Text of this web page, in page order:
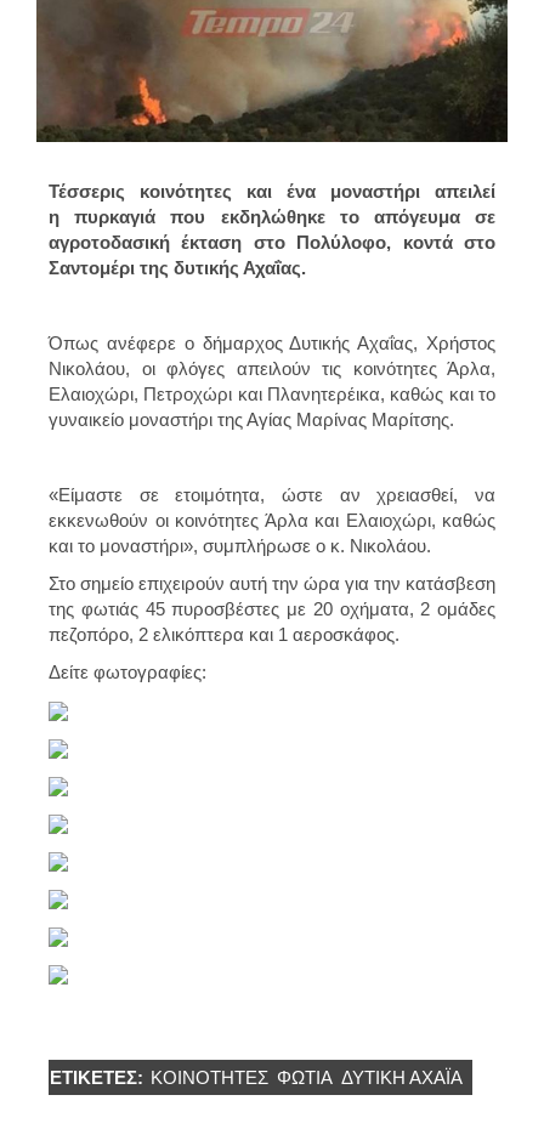
Τέσσερις κοινότητες και ένα μοναστήρι απειλεί
η πυρκαγιά που εκδηλώθηκε το απόγευμα σε
αγροτοδασική έκταση στο Πολύλοφο, κοντά στο
Σαντομέρι της δυτικής Αχαΐας.
Όπως ανέφερε ο δήμαρχος Δυτικής Αχαΐας, Χρήστος
Νικολάου, οι φλόγες απειλούν τις κοινότητες Άρλα,
Ελαιοχώρι, Πετροχώρι και Πλανητερέικα, καθώς και το
γυναικείο μοναστήρι της Αγίας Μαρίνας Μαρίτσης.
«Eίμαστε σε ετοιμότητα, ώστε αν χρειασθεί, να
εκκενωθούν οι κοινότητες Άρλα και Ελαιοχώρι, καθώς
και το μοναστήρι», συμπλήρωσε ο κ. Νικολάου.
Στο σημείο επιχειρούν αυτή την ώρα για την κατάσβεση
της φωτιάς 45 πυροσβέστες με 20 οχήματα, 2 ομάδες
πεζοπόρο, 2 ελικόπτερα και 1 αεροσκάφος.
Δείτε φωτογραφίες:
ΕΤΙΚΈΤΕΣ: ΚΟΙΝΟΤΗΤΕΣ ΦΩΤΙΆ ΔΥΤΙΚΉ ΑΧΑΪ́Α